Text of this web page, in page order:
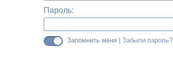
Пароль:
Запомнить меня | Забыли пароль?